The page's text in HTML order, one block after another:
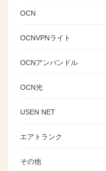
OCN
OCNVPNライト
OCNアンバンドル
OCN光
USEN NET
エアトランク
その他